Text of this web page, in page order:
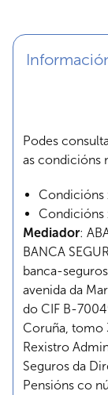
Podes
as condicións
Condicións
Condicións
Mediador:
BANCA
banca-
avenida da
do CIF B-
Coruña, tomo
Rexistro
Seguros da
Pensións co